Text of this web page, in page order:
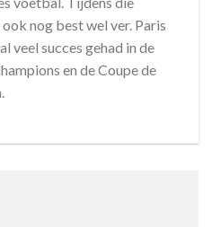
nog best wel ver. Paris
veel succes gehad in de
en de Coupe de